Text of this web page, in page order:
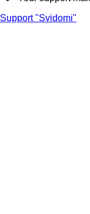
Support "Svidomi"